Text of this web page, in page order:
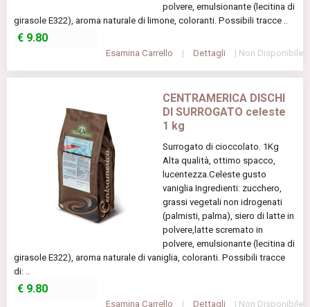
polvere, emulsionante (lecitina di
girasole E322), aroma naturale di limone, coloranti. Possibili tracce ..
€ 9.80
Esamina Carrello | Dettagli | Non Disponibile
CENTRAMERICA DISCHI
DI SURROGATO celeste
1 kg
Surrogato di cioccolato. 1Kg
Alta qualità, ottimo spacco,
lucentezza.Celeste gusto
vaniglia Ingredienti: zucchero,
grassi vegetali non idrogenati
(palmisti, palma), siero di latte in
polvere,latte scremato in
polvere, emulsionante (lecitina di
girasole E322), aroma naturale di vaniglia, coloranti. Possibili tracce
di: ..
€ 9.80
Esamina Carrello | Dettagli | Non Disponibile